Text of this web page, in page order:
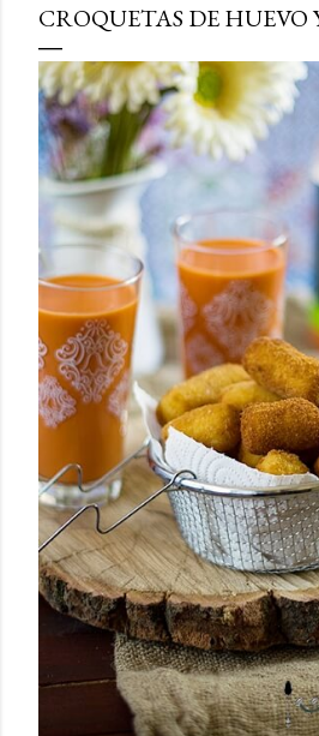
satisface. Estas alubias crujientes
por completo tu forma de ver las
asociar las alubias únicamente a
copiosos de invierno. Con esta
revolucionaria, transformaremos
humilde como la alubia de La
dorado, cargado de proteína y
sustituto perfecto a los frutos se...
CROQUETAS DE HUEVO